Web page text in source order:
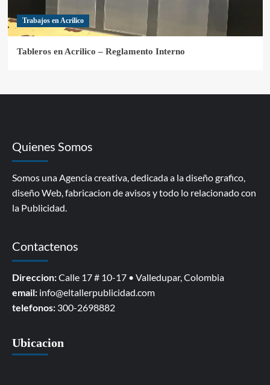
Trabajos en Acrilico
Tableros en Acrilico – Reglamento Interno
Quienes Somos
Somos una Agencia creativa, dedicada a la diseño grafico,
diseño Web, fabricacion de avisos y todo lo relacionado con
la Publicidad.
Contactenos
Direccion:Calle 17 # 10-17 • Valledupar, Colombia
email: info@eltallerpublicidad.com
telefonos: 300-2698882
Ubicacion